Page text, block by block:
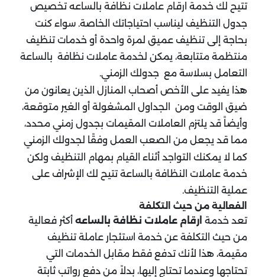
تتيح لك خدمة ارقام عاملات نظافة بالساعه تخصيص
جدول التنظيف ليناسب احتياجاتك الخاصة. سواء كنت
بحاجة إلى تنظيف عميق لمرة واحدة أو خدمات تنظيف
منتظمة متتابعة، يمكن لخدمة عاملات نظافة بالساعة
التعامل بسلاسة مع جدولك الزمني.
هذا يفيد على الأخص أصحاب المنازل الذين يعانون من
ضيق الوقت ومن الجداول المشغولة أو الغير متوقعة،
وأيضاً قد يلتزم العاملات المقيمات بجدول زمني محدد،
مما قد يجعل من الصعب العمل وفقًا لجدولك الزمني
كما لا يمكنك التواجد أثناء القيام بمهام التنظيف ولكن
خدمة عاملات النظافة بالساعة تتيح لك الإشراف على
عملية التنظيف.
الفعالية من حيث التكلفة
تعد خدمة ارقام عاملات نظافة بالساعه أكثر فعالية
من حيث التكلفة عن خدمة استئجار عاملة تنظيف
مقيمة، هذا لأنك تدفع فقط مقابل الخدمات التي
تحتاجها وعندما تحتاج إليها، بدلاً من دفع رواتب ثابتة